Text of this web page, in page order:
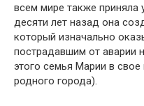
всем мире также
десяти лет назад она
который изначально
пострадавшим от аварии
этого семья Марии в свое
родного города).